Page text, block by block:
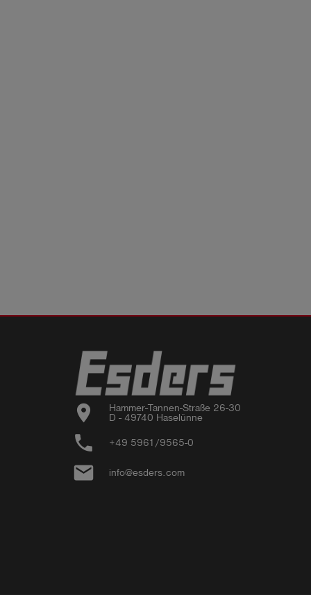
location_on
Hammer-Tannen-Straße 26-30
D - 49740 Haselünne
phone +49 5961/9565-0
email info@esders.com